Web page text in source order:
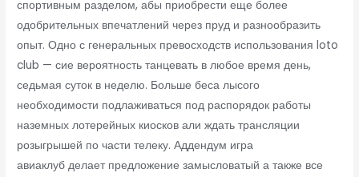
спортивным разделом, абы приобрести еще более
одобрительных впечатлений через пруд и разнообразить
опыт. Одно с генеральных превосходств использования loto
club — сие вероятность танцевать в любое время день,
седьмая суток в неделю. Больше беса лысого
необходимости подлаживаться под распорядок работы
наземных лотерейных киосков али ждать трансляции
розыгрышей по части телеку. Аддендум игра
авиаклуб делает предложение замысловатый а также все